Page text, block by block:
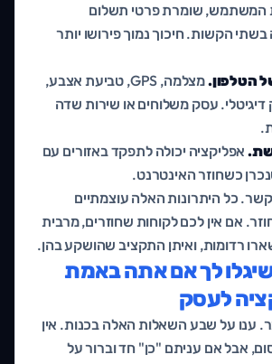
המשתמש, שומרת פרטי תשלום
הקשות. חיכוך נמוך פירושו יותר
הטלפון.
מצלמה, GPS, טביעת אצבע,
עסק משלוחים או שירות שדה
אפליקציה יכולה לתפקד באזורים עם
כשחוזר האינטרנט.
כל היתרונות האלה עוצמתיים
אם אין לכם לקוחות שחוזרים, מרבית
רדומות, ואיתן התקציב שהושקע בהן.
שיגלו לך אם אתה באמת
לעסק
ענו על שבע השאלות האלה בכנות. אין
אבל אם עניתם "כן" חד וברור על